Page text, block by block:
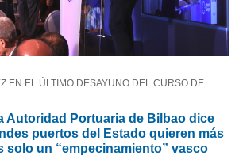
EN EL ÚLTIMO DESAYUNO DEL CURSO DE
Autoridad Portuaria de Bilbao dice
puertos del Estado quieren más
solo un “empecinamiento” vasco